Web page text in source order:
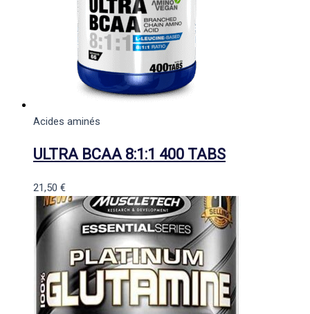
Acides aminés
ULTRA BCAA 8:1:1 400 TABS
21,50 €